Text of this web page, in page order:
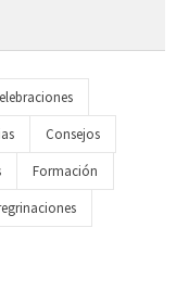
Consejos
Formación